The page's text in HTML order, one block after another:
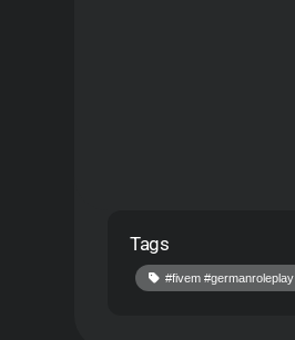
Tags
#fivem #germanroleplay